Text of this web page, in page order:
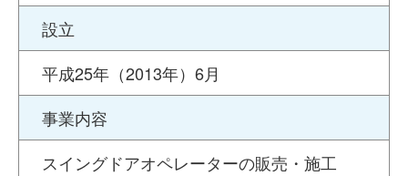
設立
平成25年（2013年）6月
事業内容
スイングドアオペレーターの販売・施工